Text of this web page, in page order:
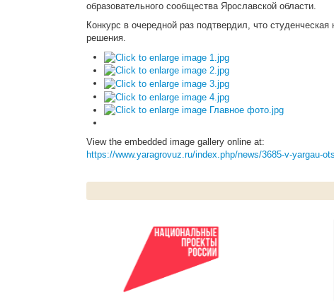
образовательного сообщества Ярославской области.
Конкурс в очередной раз подтвердил, что
решения.
View the embedded image gallery online at:
https://www.yaragrovuz.ru/index.php/news/3685-v-yargau-